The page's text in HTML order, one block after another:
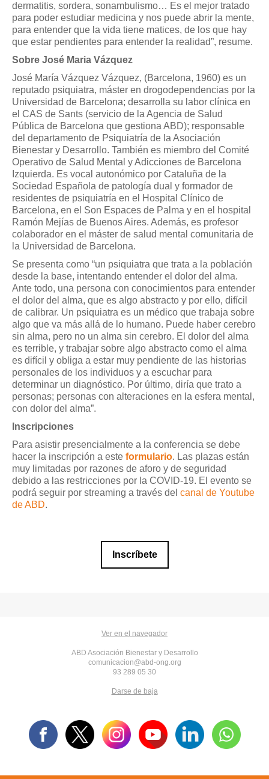
dermatitis, sordera, sonambulismo… Es el mejor tratado
para poder estudiar medicina y nos puede abrir la mente,
para entender que la vida tiene matices, de los que hay
que estar pendientes para entender la realidad”, resume.
Sobre José Maria Vázquez
José María Vázquez Vázquez, (Barcelona, 1960) es un
reputado psiquiatra, máster en drogodependencias por la
Universidad de Barcelona; desarrolla su labor clínica en
el CAS de Sants (servicio de la Agencia de Salud
Pública de Barcelona que gestiona ABD); responsable
del departamento de Psiquiatría de la Asociación
Bienestar y Desarrollo. También es miembro del Comité
Operativo de Salud Mental y Adicciones de Barcelona
Izquierda. Es vocal autonómico por Cataluña de la
Sociedad Española de patología dual y formador de
residentes de psiquiatría en el Hospital Clínico de
Barcelona, en el Son Espaces de Palma y en el hospital
Ramón Mejías de Buenos Aires. Además, es profesor
colaborador en el máster de salud mental comunitaria de
la Universidad de Barcelona.
Se presenta como “un psiquiatra que trata a la población
desde la base, intentando entender el dolor del alma.
Ante todo, una persona con conocimientos para entender
el dolor del alma, que es algo abstracto y por ello, difícil
de calibrar. Un psiquiatra es un médico que trabaja sobre
algo que va más allá de lo humano. Puede haber cerebro
sin alma, pero no un alma sin cerebro. El dolor del alma
es terrible, y trabajar sobre algo abstracto como el alma
es difícil y obliga a estar muy pendiente de las historias
personales de los individuos y a escuchar para
determinar un diagnóstico. Por último, diría que trato a
personas; personas con alteraciones en la esfera mental,
con dolor del alma”.
Inscripciones
Para asistir presencialmente a la conferencia se debe
hacer la inscripción a este formulario. Las plazas están
muy limitadas por razones de aforo y de seguridad
debido a las restricciones por la COVID-19. El evento se
podrá seguir por streaming a través del canal de Youtube
de ABD.
Inscríbete
Ver en el navegador
ABD Asociación Bienestar y Desarrollo
comunicacion@abd-ong.org
93 289 05 30
Darse de baja